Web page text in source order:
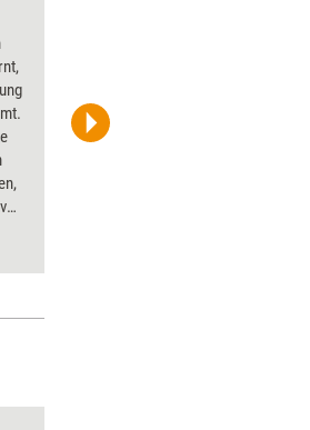
managerSeminare Verlags GmbH